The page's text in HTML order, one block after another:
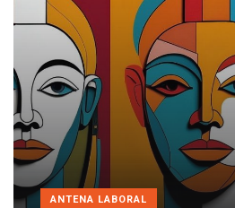
ANTENA LABORAL